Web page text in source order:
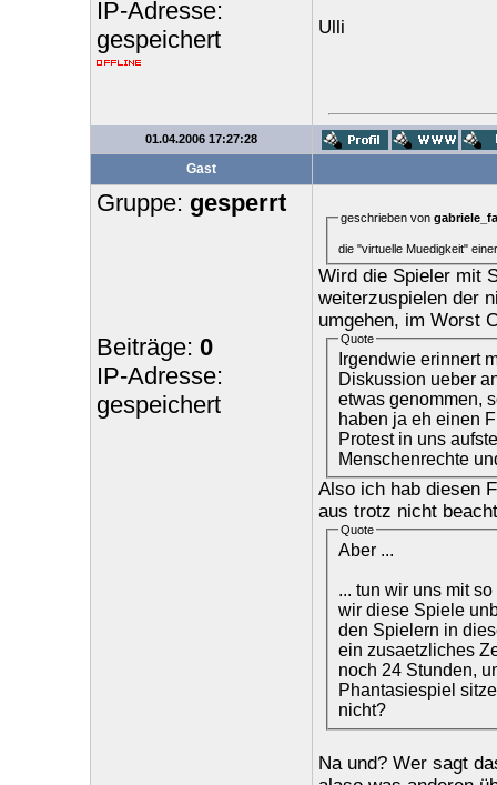
IP-Adresse:
gespeichert
Ulli
01.04.2006 17:27:28
Gast
Gruppe: gesperrt
Beiträge: 0
IP-Adresse:
gespeichert
geschrieben von
die "virtuelle Muedigkeit"
Wird die Spieler mit
weiterzuspielen der
umgehen, im Worst
Quote
Irgendwie erinnert
Diskussion ueber
etwas genommen,
haben ja eh einen
Protest in uns
Menschenrechte
Also ich hab diesen
aus trotz nicht
Quote
Aber ...
... tun wir uns mit
wir diese Spiele
den Spielern in
ein zusaetzliches
noch 24 Stunden,
Phantasiespiel
nicht?
Na und? Wer sagt